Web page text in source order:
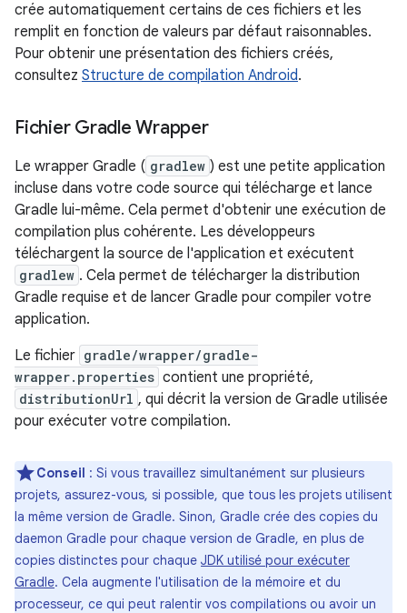
crée automatiquement certains de ces fichiers et les
remplit en fonction de valeurs par défaut raisonnables.
Pour obtenir une présentation des fichiers créés,
consultez Structure de compilation Android.
Fichier Gradle Wrapper
Le wrapper Gradle ( gradlew ) est une petite application
incluse dans votre code source qui télécharge et lance
Gradle lui-même. Cela permet d'obtenir une exécution de
compilation plus cohérente. Les développeurs
téléchargent la source de l'application et exécutent
gradlew . Cela permet de télécharger la distribution
Gradle requise et de lancer Gradle pour compiler votre
application.
Le fichier gradle/wrapper/gradle-
wrapper.properties contient une propriété,
distributionUrl , qui décrit la version de Gradle utilisée
pour exécuter votre compilation.
Conseil : Si vous travaillez simultanément sur plusieurs
projets, assurez-vous, si possible, que tous les projets utilisent
la même version de Gradle. Sinon, Gradle crée des copies du
daemon Gradle pour chaque version de Gradle, en plus de
copies distinctes pour chaque JDK utilisé pour exécuter
Gradle. Cela augmente l'utilisation de la mémoire et du
processeur, ce qui peut ralentir vos compilations ou avoir un